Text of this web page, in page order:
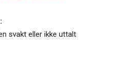
svakt eller ikke uttalt